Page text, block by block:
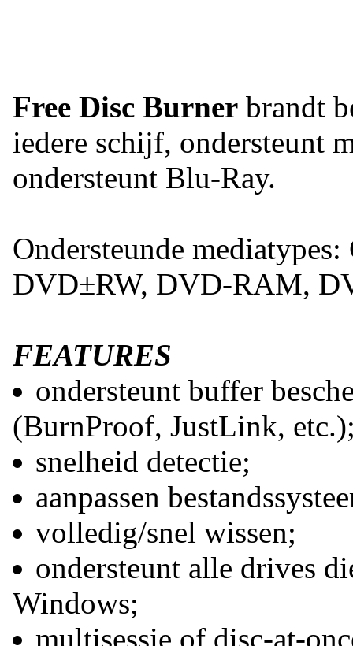
Free Disc Burner brandt
iedere schijf, ondersteunt
ondersteunt Blu-Ray.
Ondersteunde
DVD±RW, DVD-RAM,
FEATURES
ondersteunt buffer
(BurnProof, JustLink,
snelheid detectie;
aanpassen
volledig/snel wissen;
ondersteunt alle drives
Windows;
multisessie of disc-at-